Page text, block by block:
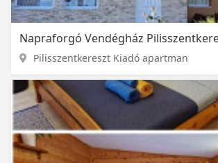
Napraforgó Vendégház
Pilisszentkereszt Kiadó apartman